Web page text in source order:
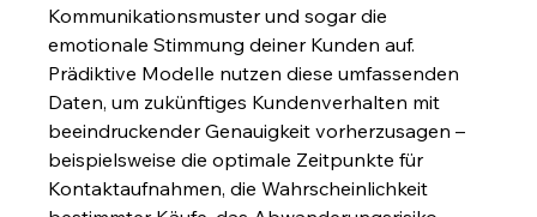
Kommunikationsmuster und sogar die
emotionale Stimmung deiner Kunden auf.
Prädiktive Modelle nutzen diese umfassenden
Daten, um zukünftiges Kundenverhalten mit
beeindruckender Genauigkeit vorherzusagen –
beispielsweise die optimale Zeitpunkte für
Kontaktaufnahmen, die Wahrscheinlichkeit